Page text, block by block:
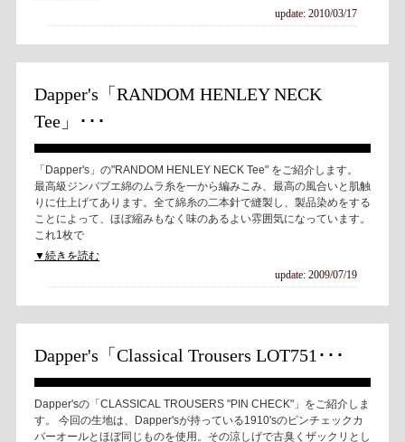
update: 2010/03/17
Dapper's「RANDOM HENLEY NECK
Tee」･･･
「Dapper's」の"RANDOM HENLEY NECK Tee" をご紹介します。
最高級ジンバブエ綿のムラ糸を一から編みこみ、最高の風合いと肌触
りに仕上げてあります。全て綿糸の二本針で縫製し、製品染めをする
ことによって、ほぼ縮みもなく味のあるよい雰囲気になっています。
これ1枚で
▼続きを読む
update: 2009/07/19
Dapper's「Classical Trousers LOT751･･･
Dapper'sの「CLASSICAL TROUSERS "PIN CHECK"」をご紹介しま
す。 今回の生地は、Dapper'sが持っている1910'sのピンチェックカ
バーオールとほぼ同じものを使用。その涼しげで古臭くザックリとし